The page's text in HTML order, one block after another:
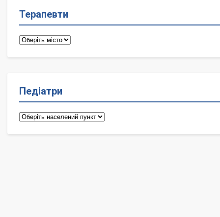
Терапевти
Терапевти
Педіатри
Педіатри